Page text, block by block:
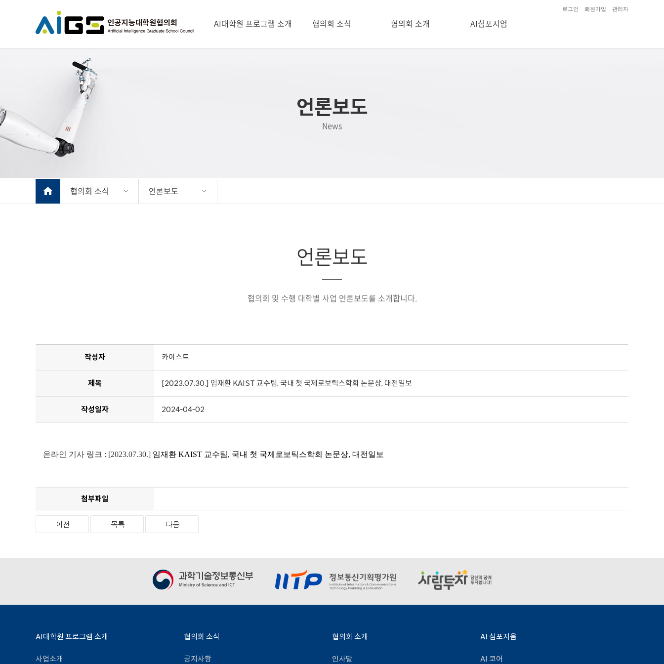
로그인 회원가입 관리자
AI대학원 프로그램 소개 협의회 소식 협의회 소개 AI심포지엄
공동행사
언론보도
언론보도
News
협의회 소식 언론보도
언론보도
협의회 및 수행 대학별 사업 언론보도를 소개합니다.
작성자 카이스트
제목 [2023.07.30.] 임재환 KAIST 교수팀, 국내 첫 국제로보틱스학회 논문상, 대전일보
작성일자 2024-04-02
온라인 기사 링크 : [2023.07.30.] 임재환 KAIST 교수팀, 국내 첫 국제로보틱스학회 논문상, 대전일보
첨부파일
AI대학원 프로그램 소개
사업소개
협의회 소식
공지사항
협의회 소개
인사말
AI 심포지움
AI 코어